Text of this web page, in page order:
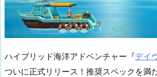
ハイブリッド海洋アドベンチャー『デイ
ついに正式リリース！推奨スペックを満